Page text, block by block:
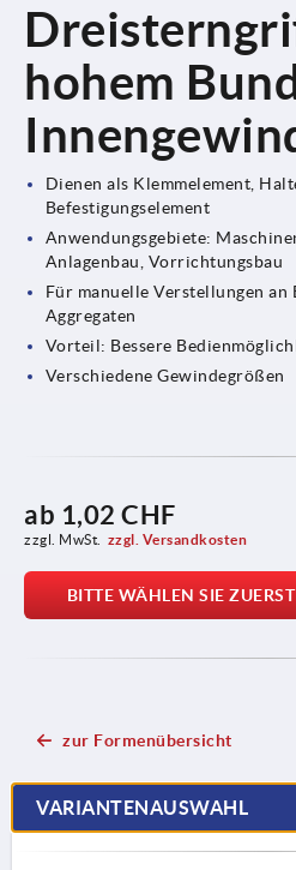
hohem
Dienen als Klemmelement,
Befestigungselement
Anwendungsgebiete:
Anlagenbau, Vorrichtungsbau
Für manuelle Verstellungen an
Aggregaten
Vorteil: Bessere
Verschiedene Gewindegrößen
ab 1,02 CHF
zzgl. MwSt. zzgl. Versandkosten
BITTE WÄHLEN SIE
zur Formenübersicht
VARIANTENAUSWAHL